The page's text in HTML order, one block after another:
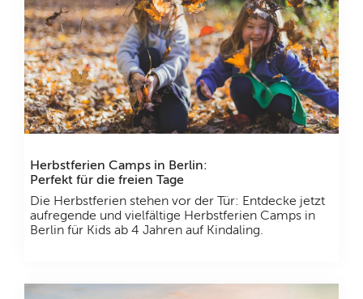
Herbstferien Camps in Berlin:
Perfekt für die freien Tage
Die Herbstferien stehen vor der Tür: Entdecke jetzt
aufregende und vielfältige Herbstferien Camps in
Berlin für Kids ab 4 Jahren auf Kindaling.